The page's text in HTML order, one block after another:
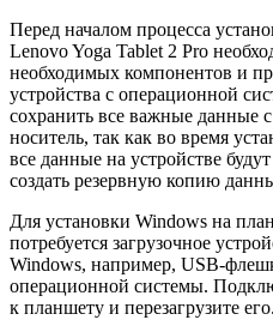
Перед началом процесса
Lenovo Yoga Tablet 2 Pro
необходимых компонентов и
устройства с операционной
сохранить все важные данные
носитель, так как во время
все данные на устройстве
создать резервную копию
Для установки Windows на
потребуется загрузочное
Windows, например, USB-
операционной системы.
к планшету и перезагрузите его.